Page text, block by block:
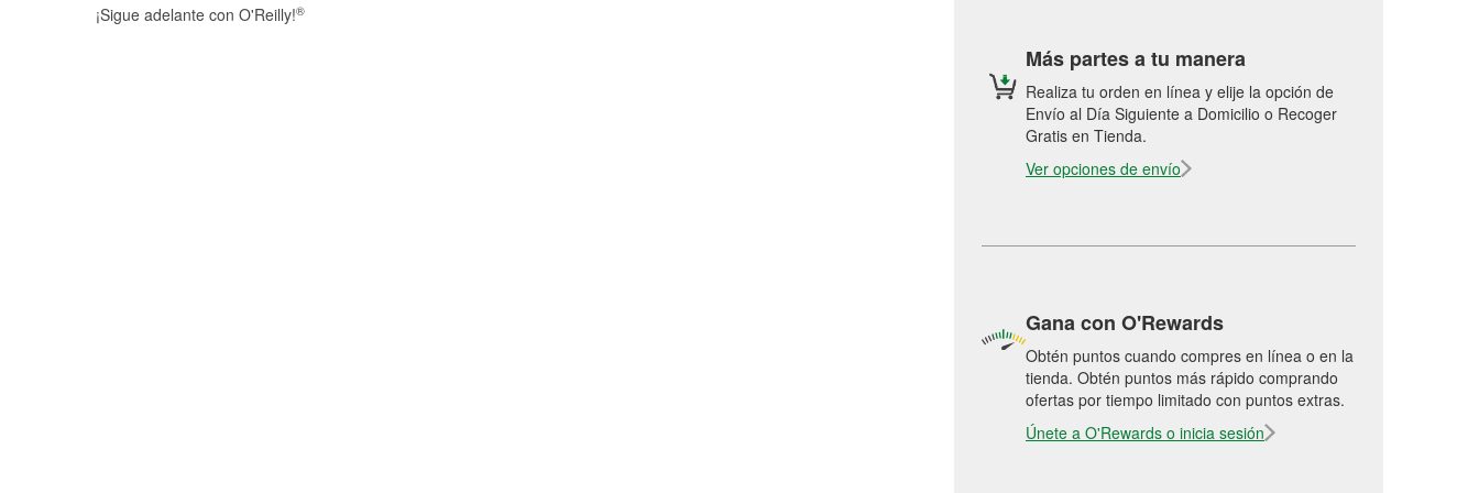
¡Sigue adelante con O'Reilly!®
Más partes a tu manera
Realiza tu orden en línea y elije la opción de
Envío al Día Siguiente a Domicilio o Recoger
Gratis en Tienda.
Ver opciones de envío
Gana con O'Rewards
Obtén puntos cuando compres en línea o en la
tienda. Obtén puntos más rápido comprando
ofertas por tiempo limitado con puntos extras.
Únete a O'Rewards o inicia sesión